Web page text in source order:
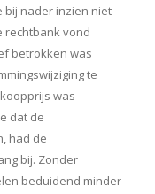
bij nader inzien niet
rechtbank vond
betrokken was
te
was
dat de
had de
bij. Zonder
beduidend minder